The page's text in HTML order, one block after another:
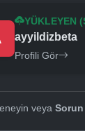
YÜKLEYEN
ayyildizbeta
Profili Gör
veya